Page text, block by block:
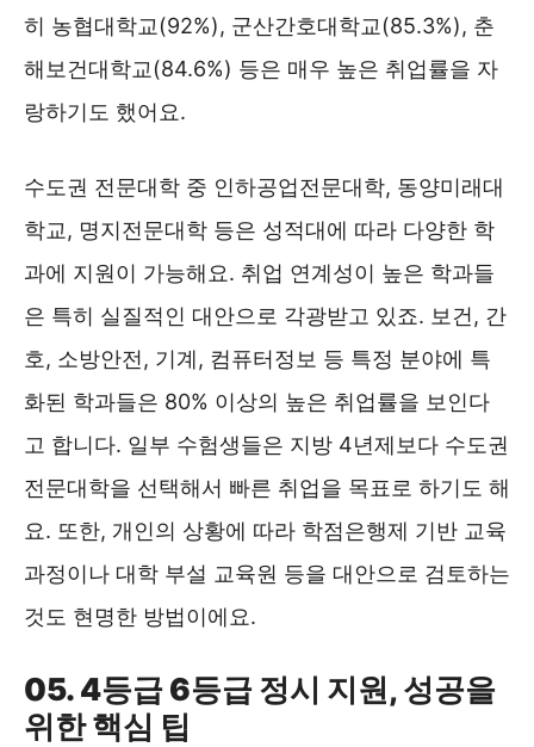
히 농협대학교(92%), 군산간호대학교(85.3%), 춘
해보건대학교(84.6%) 등은 매우 높은 취업률을 자
랑하기도 했어요.
수도권 전문대학 중 인하공업전문대학, 동양미래대
학교, 명지전문대학 등은 성적대에 따라 다양한 학
과에 지원이 가능해요. 취업 연계성이 높은 학과들
은 특히 실질적인 대안으로 각광받고 있죠. 보건, 간
호, 소방안전, 기계, 컴퓨터정보 등 특정 분야에 특
화된 학과들은 80% 이상의 높은 취업률을 보인다
고 합니다. 일부 수험생들은 지방 4년제보다 수도권
전문대학을 선택해서 빠른 취업을 목표로 하기도 해
요. 또한, 개인의 상황에 따라 학점은행제 기반 교육
과정이나 대학 부설 교육원 등을 대안으로 검토하는
것도 현명한 방법이에요.
05. 4등급 6등급 정시 지원, 성공을
위한 핵심 팁